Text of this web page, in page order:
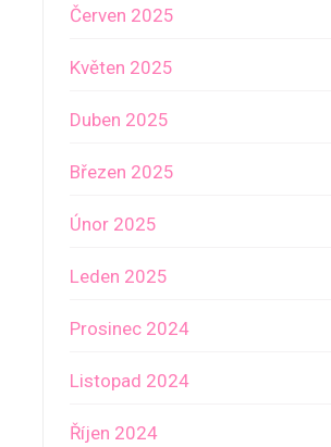
Červen 2025
Květen 2025
Duben 2025
Březen 2025
Únor 2025
Leden 2025
Prosinec 2024
Listopad 2024
Říjen 2024